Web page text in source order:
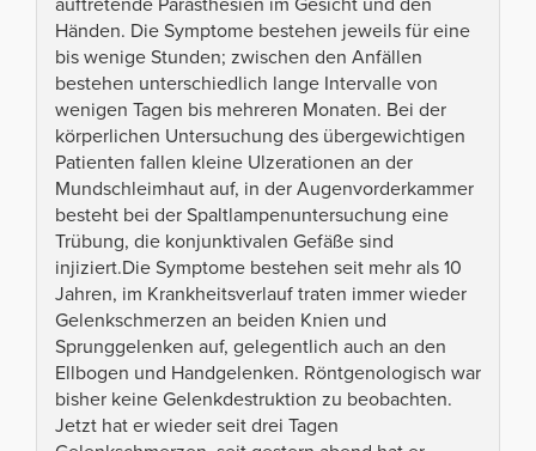
Händen. Die Symptome bestehen jeweils für eine
bis wenige Stunden; zwischen den Anfällen
bestehen unterschiedlich lange Intervalle von
wenigen Tagen bis mehreren Monaten. Bei der
körperlichen Untersuchung des übergewichtigen
Patienten fallen kleine Ulzerationen an der
Mundschleimhaut auf, in der Augenvorderkammer
besteht bei der Spaltlampenuntersuchung eine
Trübung, die konjunktivalen Gefäße sind
injiziert.Die Symptome bestehen seit mehr als 10
Jahren, im Krankheitsverlauf traten immer wieder
Gelenkschmerzen an beiden Knien und
Sprunggelenken auf, gelegentlich auch an den
Ellbogen und Handgelenken. Röntgenologisch war
bisher keine Gelenkdestruktion zu beobachten.
Jetzt hat er wieder seit drei Tagen